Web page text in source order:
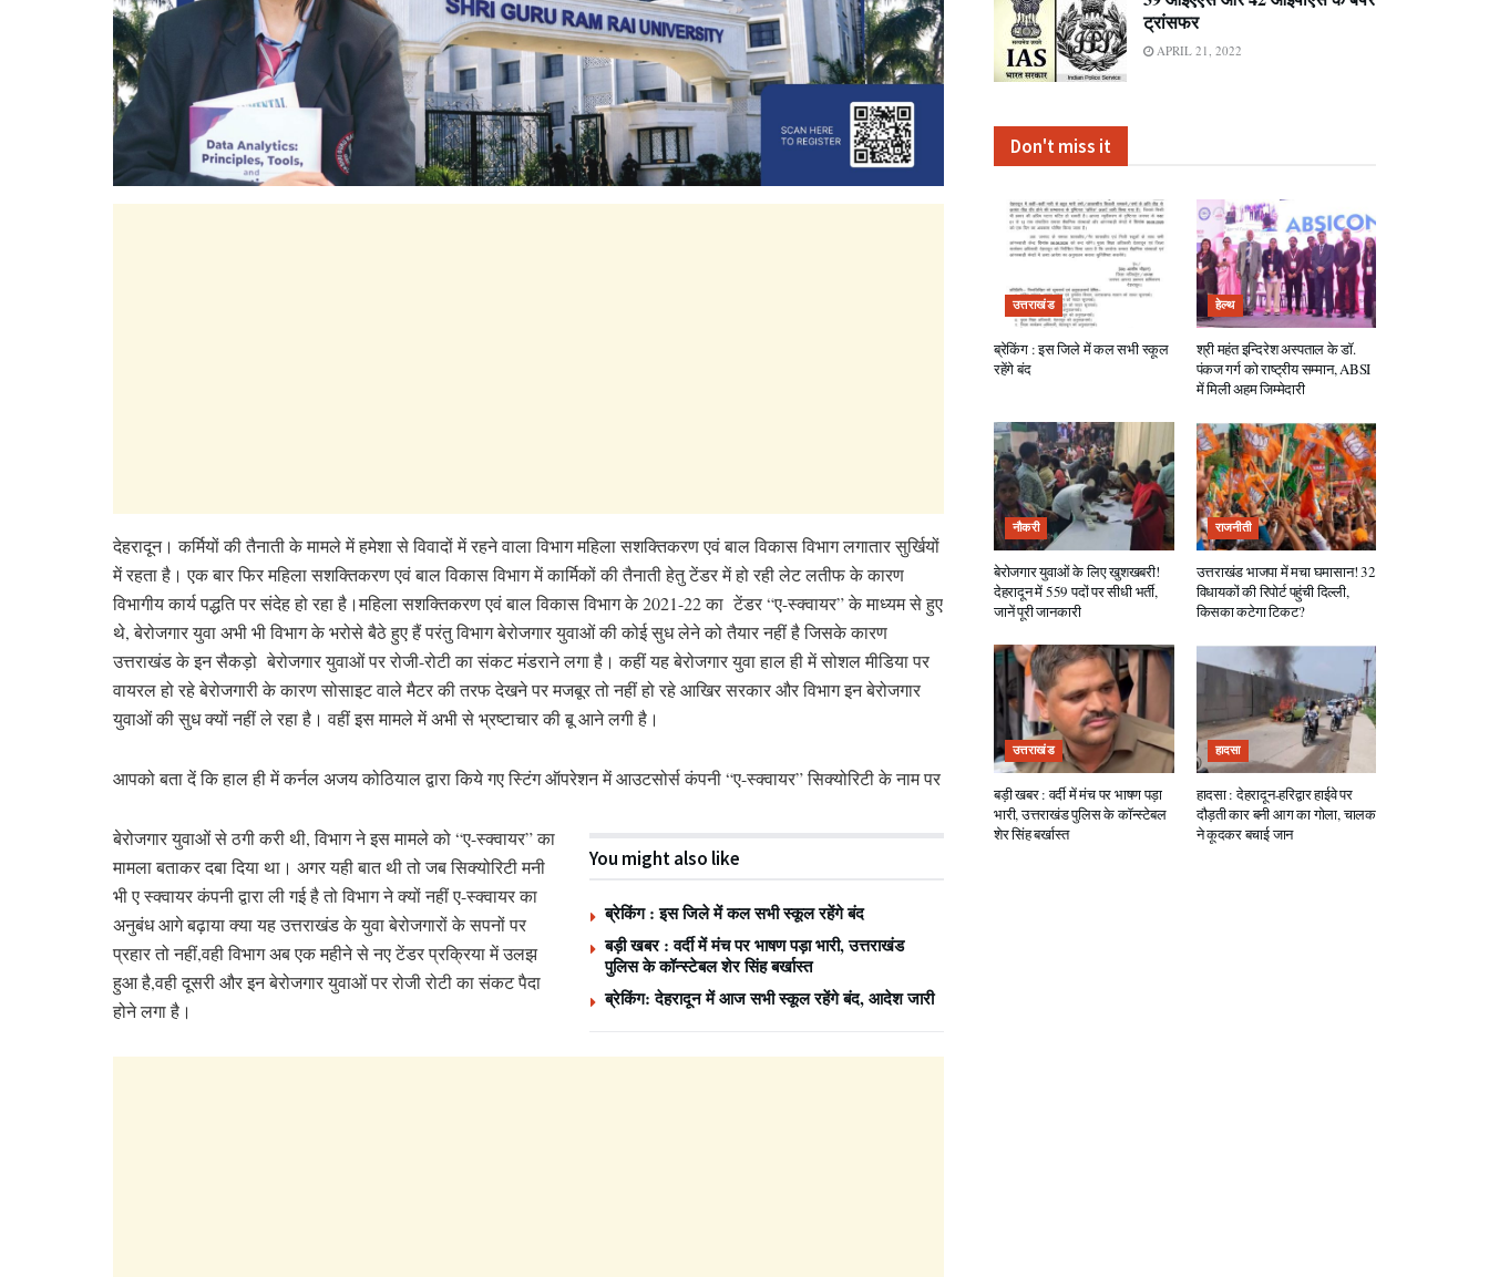
देहरादून। कर्मियों की तैनाती के मामले में हमेशा से विवादों में रहने वाला विभाग महिला सशक्तिकरण एवं बाल विकास विभाग लगातार सुर्खियों
में रहता है। एक बार फिर महिला सशक्तिकरण एवं बाल विकास विभाग में कार्मिकों की तैनाती हेतु टेंडर में हो रही लेट लतीफ के कारण
विभागीय कार्य पद्धति पर संदेह हो रहा है।महिला सशक्तिकरण एवं बाल विकास विभाग के 2021-22 का टेंडर “ए-स्क्वायर” के माध्यम से हुए
थे, बेरोजगार युवा अभी भी विभाग के भरोसे बैठे हुए हैं परंतु विभाग बेरोजगार युवाओं की कोई सुध लेने को तैयार नहीं है जिसके कारण
उत्तराखंड के इन सैकड़ो बेरोजगार युवाओं पर रोजी-रोटी का संकट मंडराने लगा है। कहीं यह बेरोजगार युवा हाल ही में सोशल मीडिया पर
वायरल हो रहे बेरोजगारी के कारण सोसाइट वाले मैटर की तरफ देखने पर मजबूर तो नहीं हो रहे आखिर सरकार और विभाग इन बेरोजगार
युवाओं की सुध क्यों नहीं ले रहा है। वहीं इस मामले में अभी से भ्रष्टाचार की बू आने लगी है।
आपको बता दें कि हाल ही में कर्नल अजय कोठियाल द्वारा किये गए स्टिंग ऑपरेशन में आउटसोर्स कंपनी “ए-स्क्वायर” सिक्योरिटी के नाम पर
You might also like
ब्रेकिंग : इस जिले में कल सभी स्कूल रहेंगे बंद
बड़ी खबर : वर्दी में मंच पर भाषण पड़ा भारी, उत्तराखंड
पुलिस के कॉन्स्टेबल शेर सिंह बर्खास्त
ब्रेकिंग: देहरादून में आज सभी स्कूल रहेंगे बंद, आदेश जारी
बेरोजगार युवाओं से ठगी करी थी, विभाग ने इस मामले को “ए-स्क्वायर” का
मामला बताकर दबा दिया था। अगर यही बात थी तो जब सिक्योरिटी मनी
भी ए स्क्वायर कंपनी द्वारा ली गई है तो विभाग ने क्यों नहीं ए-स्क्वायर का
अनुबंध आगे बढ़ाया क्या यह उत्तराखंड के युवा बेरोजगारों के सपनों पर
प्रहार तो नहीं,वही विभाग अब एक महीने से नए टेंडर प्रक्रिया में उलझ
हुआ है,वही दूसरी और इन बेरोजगार युवाओं पर रोजी रोटी का संकट पैदा
होने लगा है।
ट्रांसफर
APRIL 21, 2022
Don't miss it
उत्तराखंड
ब्रेकिंग : इस जिले में कल सभी स्कूल
रहेंगे बंद
हेल्थ
श्री महंत इन्दिरेश अस्पताल के डॉ.
पंकज गर्ग को राष्ट्रीय सम्मान, ABSI
में मिली अहम जिम्मेदारी
नौकरी
बेरोजगार युवाओं के लिए खुशखबरी!
देहरादून में 559 पदों पर सीधी भर्ती,
जानें पूरी जानकारी
राजनीती
उत्तराखंड भाजपा में मचा घमासान! 32
विधायकों की रिपोर्ट पहुंची दिल्ली,
किसका कटेगा टिकट?
उत्तराखंड
बड़ी खबर : वर्दी में मंच पर भाषण पड़ा
भारी, उत्तराखंड पुलिस के कॉन्स्टेबल
शेर सिंह बर्खास्त
हादसा
हादसा : देहरादून-हरिद्वार हाईवे पर
दौड़ती कार बनी आग का गोला, चालक
ने कूदकर बचाई जान